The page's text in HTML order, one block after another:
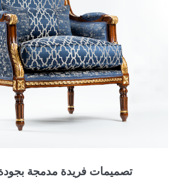
تصميمات فريدة مدمجة بجودة